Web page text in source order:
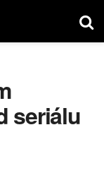
seriálu